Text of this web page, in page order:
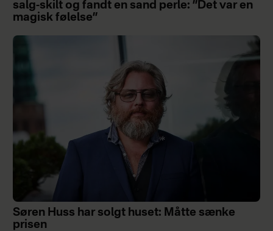
salg-skilt og fandt en sand perle: ”Det var en
magisk følelse”
Søren Huss har solgt huset: Måtte sænke
prisen